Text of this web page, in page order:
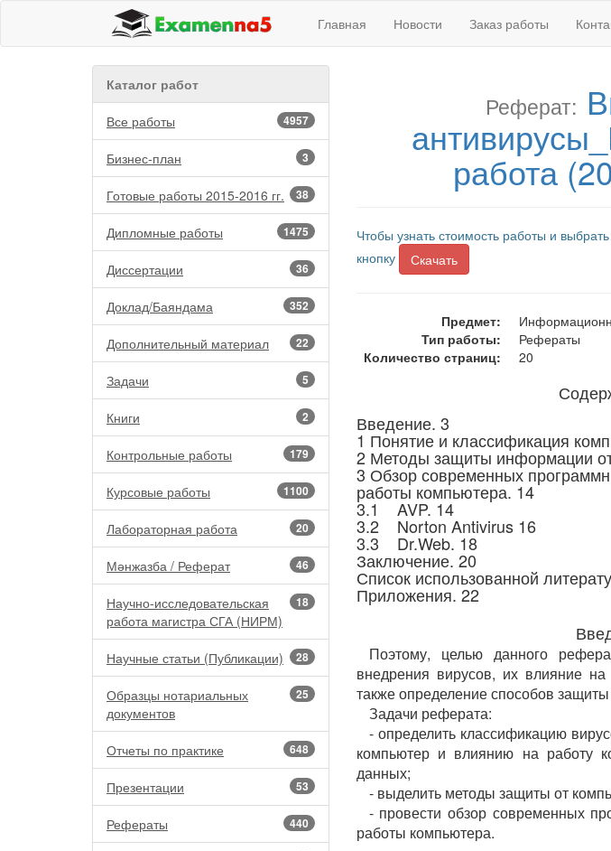
Главная Новости Заказ работы
Каталог работ
4957
Все работы
3
Бизнес-план
38
Готовые работы 2015-2016 гг.
1475
Дипломные работы
36
Диссертации
352
Доклад/Баяндама
22
Дополнительный материал
5
Задачи
2
Книги
179
Контрольные работы
1100
Курсовые работы
20
Лабораторная работа
46
Мәнжазба / Реферат
18
Научно-исследовательская
работа магистра СГА (НИРМ)
28
Научные статьи (Публикации)
25
Образцы нотариальных
документов
648
Отчеты по практике
53
Презентации
440
Рефераты
Реферат:
работа
Чтобы узнать стоимость работы и
кнопку
Скачать
Предмет:
Тип работы:
Рефераты
Количество страниц:
20
Введение. 3
1 Понятие и классификация
2 Методы защиты информации
3 Обзор современных
работы компьютера. 14
3.1 AVP. 14
3.2 Norton Antivirus 16
3.3 Dr.Web. 18
Заключение. 20
Список использованной
Приложения. 22
Поэтому, целью данного
внедрения вирусов, их влияние на
также определение способов
Задачи реферата:
- определить классификацию
компьютер и влиянию на работу
данных;
- выделить методы защиты от
- провести обзор современных
работы компьютера.